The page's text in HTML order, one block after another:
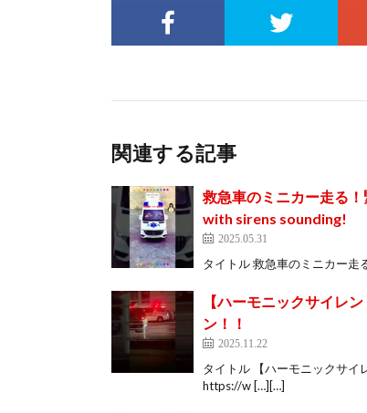
関連する記事
救急車のミニカー走る
with sirens sounding!
2025.05.31
タイトル 救急車のミニカー走
【ハーモニックサイレ
ン！！
2025.11.22
タイトル 【ハーモニックサイ
https://w […][…]